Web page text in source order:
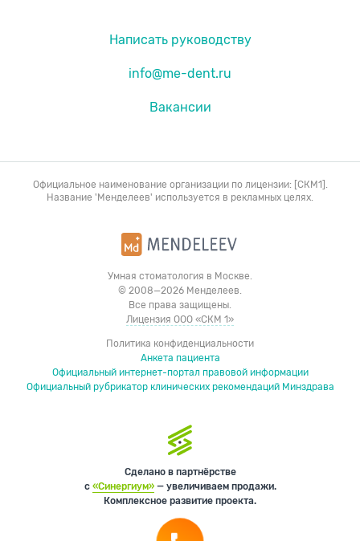
Написать руководству
info@me-dent.ru
Вакансии
Официальное наименование организации по лицензии: [СКМ1].
Название 'Менделеев' используется в рекламных целях.
Умная стоматология в Москве.
© 2008—2026 Менделеев.
Все права защищены.
Лицензия ООО «СКМ 1»
Политика конфиденциальности
Анкета пациента
Официальный интернет-портал правовой информации
Официальный рубрикатор клинических рекомендаций Минздрава
Сделано в партнёрстве
с «Синергиум»— увеличиваем продажи.
Комплексное развитие проекта.